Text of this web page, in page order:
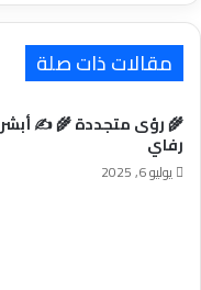
مقالات ذات صلة
🌾 رؤى متجددة 🌾 ✍️ أبشر
رفاي
يوليو 6, 2025